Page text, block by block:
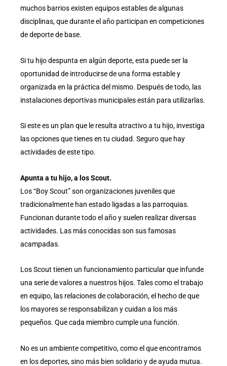
muchos barrios existen equipos estables de algunas
disciplinas, que durante el año participan en competiciones
de deporte de base.
Si tu hijo despunta en algún deporte, esta puede ser la
oportunidad de introducirse de una forma estable y
organizada en la práctica del mismo. Después de todo, las
instalaciones deportivas municipales están para utilizarlas.
Si este es un plan que le resulta atractivo a tu hijo, investiga
las opciones que tienes en tu ciudad. Seguro que hay
actividades de este tipo.
Apunta a tu hijo, a los Scout.
Los “Boy Scout” son organizaciones juveniles que
tradicionalmente han estado ligadas a las parroquias.
Funcionan durante todo el año y suelen realizar diversas
actividades. Las más conocidas son sus famosas
acampadas.
Los Scout tienen un funcionamiento particular que infunde
una serie de valores a nuestros hijos. Tales como el trabajo
en equipo, las relaciones de colaboración, el hecho de que
los mayores se responsabilizan y cuidan a los más
pequeños. Que cada miembro cumple una función.
No es un ambiente competitivo, como el que encontramos
en los deportes, sino más bien solidario y de ayuda mutua.